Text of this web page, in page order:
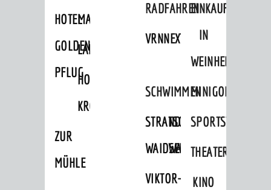
HOTEL
GOLDENER
PFLUG
MARKTPLATZHOTEL
LAMMERSHOF
HOTEL
KRONE
ZUR
MÜHLE
RADFAHREN
VRNNEXTBIKE
EINKAUFEN
IN
WEINHEIM
SCHWIMMEN
STRANDBAD
WAIDSEE
TSG
WALDSCHWIMMBAD
VIKTOR-
MINIGOLF
SPORTSTÄTTEN
THEATER
KINO